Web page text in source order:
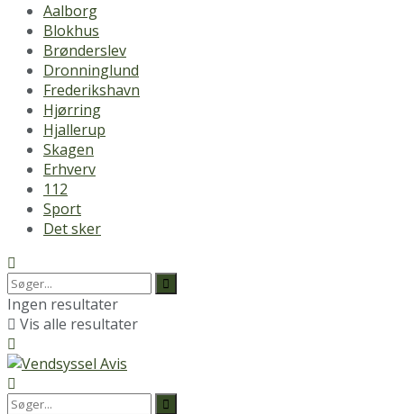
Aalborg
Blokhus
Brønderslev
Dronninglund
Frederikshavn
Hjørring
Hjallerup
Skagen
Erhverv
112
Sport
Det sker
Ingen resultater
Vis alle resultater